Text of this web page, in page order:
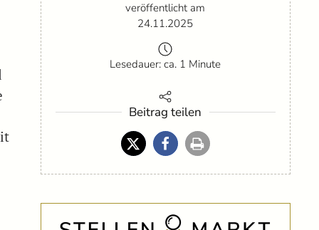
veröffentlicht am
24.11.2025
Lesedauer: ca. 1 Minute
Beitrag teilen